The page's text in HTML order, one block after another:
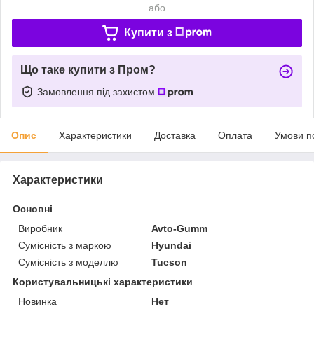
або
Купити з
Що таке купити з Пром?
Замовлення під захистом
Опис Характеристики Доставка Оплата Умови
Характеристики
Основні
Виробник
Avto-Gumm
Сумісність з маркою
Hyundai
Сумісність з моделлю
Tucson
Користувальницькі характеристики
Новинка
Нет